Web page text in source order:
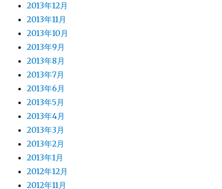
2013年12月
2013年11月
2013年10月
2013年9月
2013年8月
2013年7月
2013年6月
2013年5月
2013年4月
2013年3月
2013年2月
2013年1月
2012年12月
2012年11月